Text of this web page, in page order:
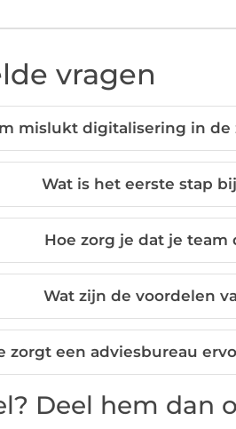
vragen
mislukt digitalisering in de
Wat is het eerste stap
Hoe zorg je dat je
Wat zijn de voordelen
zorgt een adviesbureau
Deel hem dan